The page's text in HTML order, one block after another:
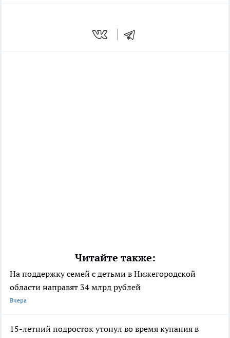
Читайте также:
На поддержку семей с детьми в Нижегородской
области направят 34 млрд рублей
Вчера
15-летний подросток утонул во время купания в